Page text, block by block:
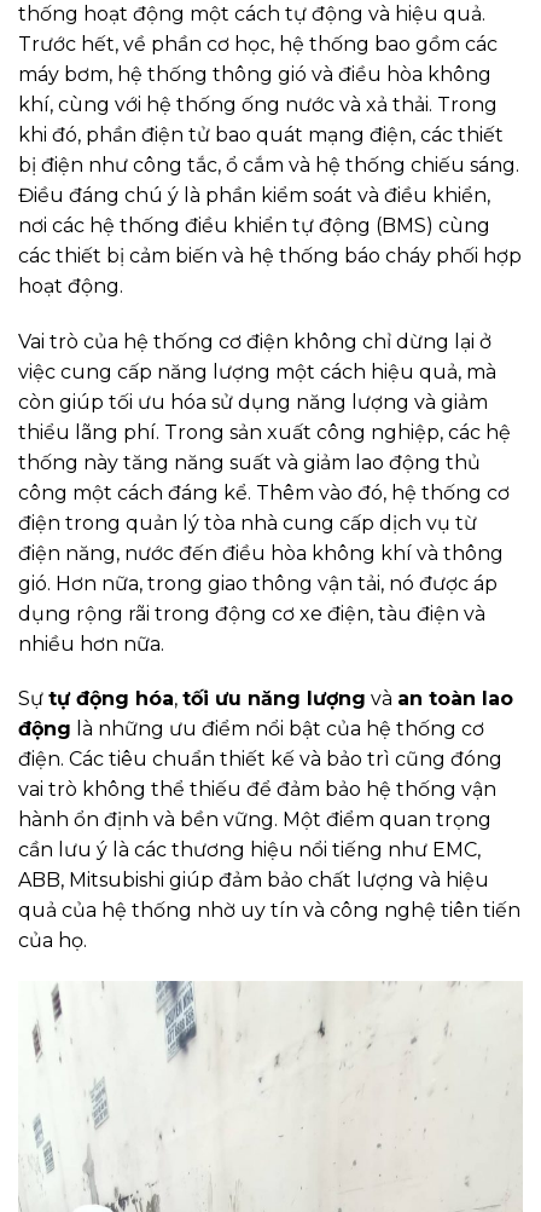
thống hoạt động một cách tự động và hiệu quả.
Trước hết, về phần cơ học, hệ thống bao gồm các
máy bơm, hệ thống thông gió và điều hòa không
khí, cùng với hệ thống ống nước và xả thải. Trong
khi đó, phần điện tử bao quát mạng điện, các thiết
bị điện như công tắc, ổ cắm và hệ thống chiếu sáng.
Điều đáng chú ý là phần kiểm soát và điều khiển,
nơi các hệ thống điều khiển tự động (BMS) cùng
các thiết bị cảm biến và hệ thống báo cháy phối hợp
hoạt động.
Vai trò của hệ thống cơ điện không chỉ dừng lại ở
việc cung cấp năng lượng một cách hiệu quả, mà
còn giúp tối ưu hóa sử dụng năng lượng và giảm
thiểu lãng phí. Trong sản xuất công nghiệp, các hệ
thống này tăng năng suất và giảm lao động thủ
công một cách đáng kể. Thêm vào đó, hệ thống cơ
điện trong quản lý tòa nhà cung cấp dịch vụ từ
điện năng, nước đến điều hòa không khí và thông
gió. Hơn nữa, trong giao thông vận tải, nó được áp
dụng rộng rãi trong động cơ xe điện, tàu điện và
nhiều hơn nữa.
Sự tự động hóa, tối ưu năng lượng và an toàn lao
động là những ưu điểm nổi bật của hệ thống cơ
điện. Các tiêu chuẩn thiết kế và bảo trì cũng đóng
vai trò không thể thiếu để đảm bảo hệ thống vận
hành ổn định và bền vững. Một điểm quan trọng
cần lưu ý là các thương hiệu nổi tiếng như EMC,
ABB, Mitsubishi giúp đảm bảo chất lượng và hiệu
quả của hệ thống nhờ uy tín và công nghệ tiên tiến
của họ.